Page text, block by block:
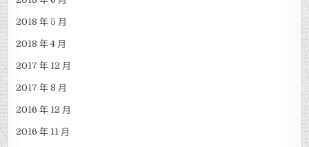
2018 年 5 月
2018 年 4 月
2017 年 12 月
2017 年 8 月
2016 年 12 月
2016 年 11 月